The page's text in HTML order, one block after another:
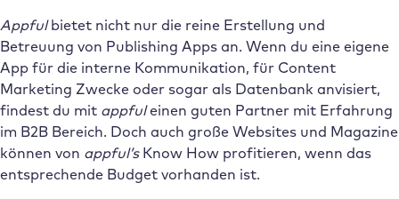
Appfulbietet nicht nur die reine Erstellung und
Betreuung von Publishing Apps an. Wenn du eine eigene
App für die interne Kommunikation, für Content
Marketing Zwecke oder sogar als Datenbank anvisiert,
findest du mit appfuleinen guten Partner mit Erfahrung
im B2B Bereich. Doch auch große Websites und Magazine
können von appful’sKnow How profitieren, wenn das
entsprechende Budget vorhanden ist.